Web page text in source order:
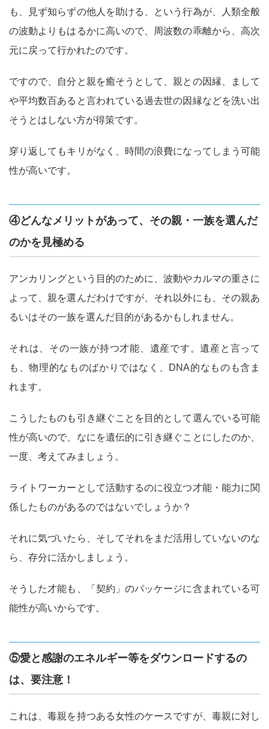
も、見ず知らずの他人を助ける、という行為が、人類全般
の波動よりもはるかに高いので、周波数の乖離から、高次
元に戻って行かれたのです。
ですので、自分と親を癒そうとして、親との因縁、まして
や平均数百あると言われている過去世の因縁などを洗い出
そうとはしない方が得策です。
穿り返してもキリがなく、時間の浪費になってしまう可能
性が高いです。
④どんなメリットがあって、その親・一族を選んだ
のかを見極める
アンカリングという目的のために、波動やカルマの重さに
よって、親を選んだわけですが、それ以外にも、その親あ
るいはその一族を選んだ目的があるかもしれません。
それは、その一族が持つ才能、遺産です。遺産と言って
も、物理的なものばかりではなく、DNA的なものも含ま
れます。
こうしたものも引き継ぐことを目的として選んでいる可能
性が高いので、なにを遺伝的に引き継ぐことにしたのか、
一度、考えてみましょう。
ライトワーカーとして活動するのに役立つ才能・能力に関
係したものがあるのではないでしょうか？
それに気づいたら、そしてそれをまだ活用していないのな
ら、存分に活かしましょう。
そうした才能も、「契約」のパッケージに含まれている可
能性が高いからです。
⑤愛と感謝のエネルギー等をダウンロードするの
は、要注意！
これは、毒親を持つある女性のケースですが、毒親に対し